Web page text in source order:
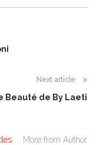
Next article
Beauté de By Laeti
More from Author